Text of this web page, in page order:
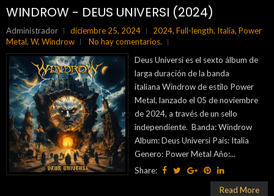
WINDROW - DEUS UNIVERSI (2024)
Administrador diciembre 25, 2024 2024, Full-length, Italia, Power
Metal, W, Windrow
No hay comentarios.
Deus Universi es el sexto álbum de
larga duración de la banda
italiana Windrow de estilo Power
Metal, lanzado el 05 de noviembre
de 2024, a través de un sello
independiente. Banda: Windrow
Album: Deus Universi País: Italia
Genero: Power Metal Año:...
Share:
Read More